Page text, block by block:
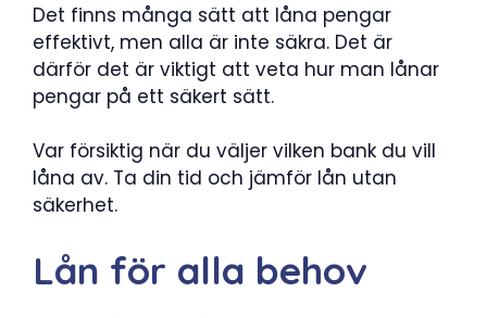
Det finns många sätt att låna pengar
effektivt, men alla är inte säkra. Det är
därför det är viktigt att veta hur man lånar
pengar på ett säkert sätt.
Var försiktig när du väljer vilken bank du vill
låna av. Ta din tid och jämför lån utan
säkerhet.
Lån för alla behov